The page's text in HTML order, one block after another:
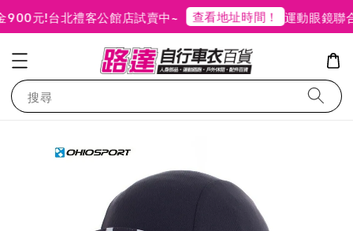
元!台北禮客公館店試賣中~ 查看地址時間！ 運動眼鏡聯
搜尋